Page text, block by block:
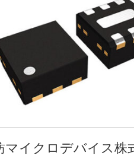
マイクロデバイス株